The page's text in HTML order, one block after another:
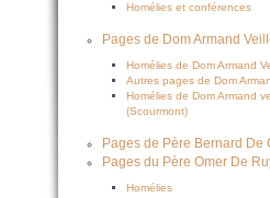
Homélies et conférences
Pages de Dom Armand
Homélies de Dom Armand
Autres pages de Dom
Homélies de Dom Armand
(Scourmont)
Pages de Père Bernard De
Pages du Père Omer De
Homélies